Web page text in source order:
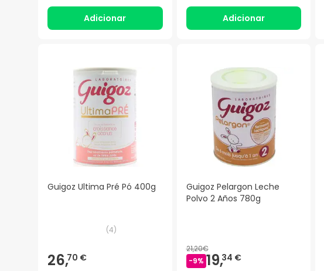
Adicionar Adicionar
Guigoz Ultima Pré Pó 400g
(4)
26,70 €
Guigoz Pelargon Leche
Polvo 2 Años 780g
21,20€
-9% 19,34 €